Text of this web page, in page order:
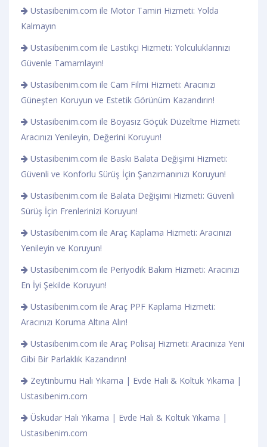
Ustasibenim.com ile Motor Tamiri Hizmeti: Yolda
Kalmayın
Ustasibenim.com ile Lastikçi Hizmeti: Yolculuklarınızı
Güvenle Tamamlayın!
Ustasibenim.com ile Cam Filmi Hizmeti: Aracınızı
Güneşten Koruyun ve Estetik Görünüm Kazandırın!
Ustasibenim.com ile Boyasız Göçük Düzeltme Hizmeti:
Aracınızı Yenileyin, Değerini Koruyun!
Ustasibenim.com ile Baskı Balata Değişimi Hizmeti:
Güvenli ve Konforlu Sürüş İçin Şanzımanınızı Koruyun!
Ustasibenim.com ile Balata Değişimi Hizmeti: Güvenli
Sürüş İçin Frenlerinizi Koruyun!
Ustasibenim.com ile Araç Kaplama Hizmeti: Aracınızı
Yenileyin ve Koruyun!
Ustasibenim.com ile Periyodik Bakım Hizmeti: Aracınızı
En İyi Şekilde Koruyun!
Ustasibenim.com ile Araç PPF Kaplama Hizmeti:
Aracınızı Koruma Altına Alın!
Ustasibenim.com ile Araç Polisaj Hizmeti: Aracınıza Yeni
Gibi Bir Parlaklık Kazandırın!
Zeytinburnu Halı Yıkama | Evde Halı & Koltuk Yıkama |
Ustasıbenim.com
Üsküdar Halı Yıkama | Evde Halı & Koltuk Yıkama |
Ustasıbenim.com